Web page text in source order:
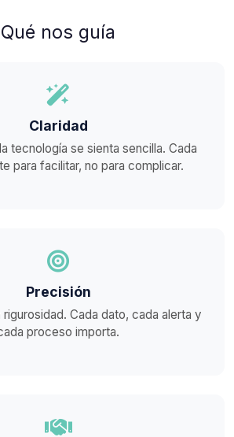
Qué nos guía
Claridad
tecnología se sienta sencilla. Cada
para facilitar, no para complicar.
Precisión
rigurosidad. Cada dato, cada alerta y
proceso importa.